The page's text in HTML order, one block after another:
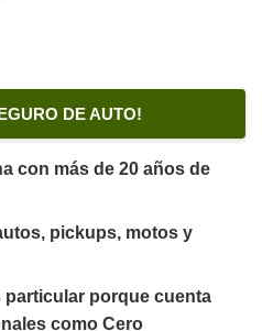
DE AUTO!
con más de 20 años de
pickups, motos y
particular porque cuenta
como Cero